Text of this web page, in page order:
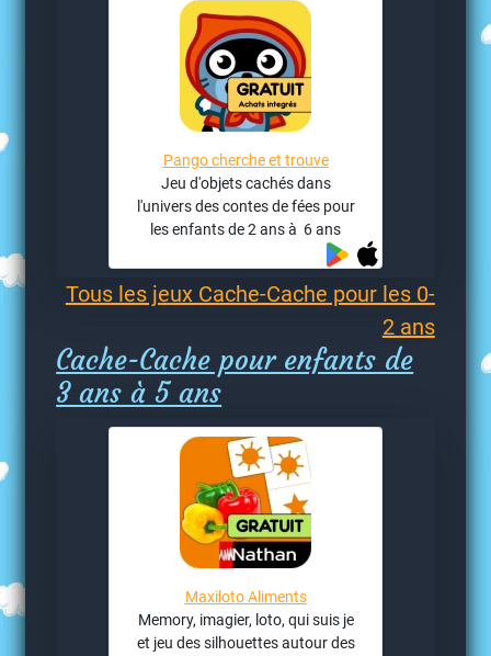
Pango cherche et trouve
Jeu d'objets cachés dans
l'univers des contes de fées pour
les enfants de 2 ans à 6 ans
Tous les jeux Cache-Cache pour les 0-
2 ans
Cache-Cache pour enfants de
3 ans à 5 ans
Maxiloto Aliments
Memory, imagier, loto, qui suis je
et jeu des silhouettes autour des